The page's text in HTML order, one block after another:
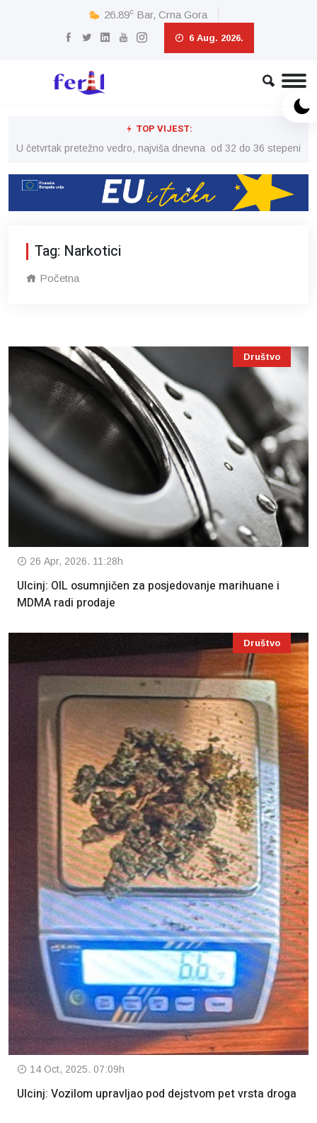
26.89c Bar, Crna Gora
6 Aug. 2026.
TOP VIJEST:
U četvrtak pretežno vedro, najviša dnevna od 32 do 36 stepeni
Tag: Narkotici
Početna
Društvo
26 Apr, 2026. 11:28h
Ulcinj: OIL osumnjičen za posjedovanje marihuane i
MDMA radi prodaje
Društvo
14 Oct, 2025. 07:09h
Ulcinj: Vozilom upravljao pod dejstvom pet vrsta droga